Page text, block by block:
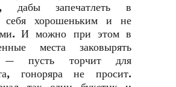
дабы запечатлеть в
себя хорошеньким и не
И можно при этом в
места заковырять
— пусть торчит для
гоноряра не просит.